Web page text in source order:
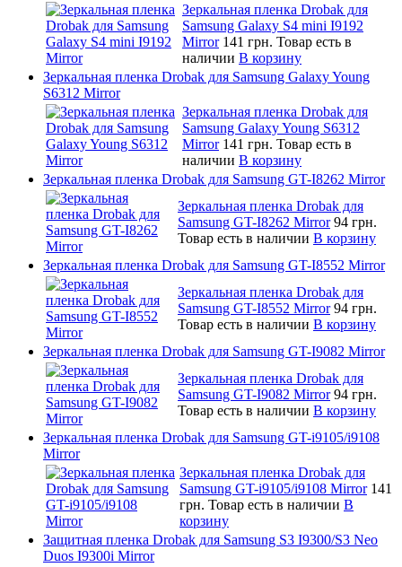
Зеркальная пленка Drobak для
Samsung Galaxy S4 mini I9192
Mirror 141 грн. Товар есть в
наличии В корзину
Зеркальная пленка Drobak для Samsung Galaxy Young
S6312 Mirror
Зеркальная пленка Drobak для
Samsung Galaxy Young S6312
Mirror 141 грн. Товар есть в
наличии В корзину
Зеркальная пленка Drobak для Samsung GT-I8262 Mirror
Зеркальная пленка Drobak для
Samsung GT-I8262 Mirror 94 грн.
Товар есть в наличии В корзину
Зеркальная пленка Drobak для Samsung GT-I8552 Mirror
Зеркальная пленка Drobak для
Samsung GT-I8552 Mirror 94 грн.
Товар есть в наличии В корзину
Зеркальная пленка Drobak для Samsung GT-I9082 Mirror
Зеркальная пленка Drobak для
Samsung GT-I9082 Mirror 94 грн.
Товар есть в наличии В корзину
Зеркальная пленка Drobak для Samsung GT-i9105/i9108
Mirror
Зеркальная пленка Drobak для
Samsung GT-i9105/i9108 Mirror 141
грн. Товар есть в наличии В
корзину
Защитная пленка Drobak для Samsung S3 I9300/S3 Neo
Duos I9300i Mirror